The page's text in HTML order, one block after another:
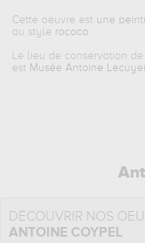
Cette oeuvre est une
au style rococo.
Le lieu de conservation de
est Musée Antoine
DÉCOUVRIR NOS
ANTOINE COYPEL